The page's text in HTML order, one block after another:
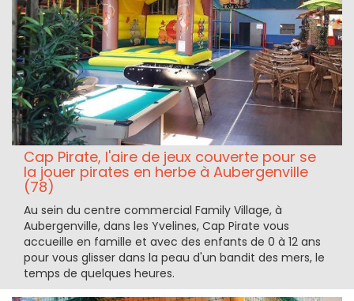
Cap Pirate, l'aire de jeux couverte pour se
la jouer pirates en herbe à Aubergenville
(78)
Au sein du centre commercial Family Village, à
Aubergenville, dans les Yvelines, Cap Pirate vous
accueille en famille et avec des enfants de 0 à 12 ans
pour vous glisser dans la peau d'un bandit des mers, le
temps de quelques heures.